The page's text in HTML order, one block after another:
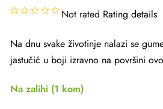
Not rated Rating details
Na dnu svake životinje nalazi se
jastučić u boji izravno na površini
Na zalihi (1 kom)